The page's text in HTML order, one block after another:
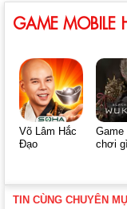
GAME MOBILE
Võ Lâm Hắc
Đạo
Game
chơi gì
TIN CÙNG CHUYÊN